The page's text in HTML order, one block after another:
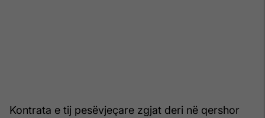
Kontrata e tij pesëvjeçare zgjat deri në qershor